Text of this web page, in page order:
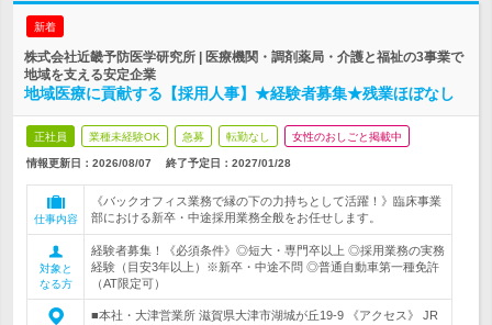
新着
株式会社近畿予防医学研究所 | 医療機関・調剤薬局・介護と福祉の3事業で
地域を支える安定企業
地域医療に貢献する【採用人事】★経験者募集★残業ほぼなし
正社員 業種未経験OK 急募 転勤なし 女性のおしごと掲載中
情報更新日：2026/08/07 終了予定日： 2027/01/28
仕事内容
《バックオフィス業務で縁の下の力持ちとして活躍！》臨床事業
部における新卒・中途採用業務全般をお任せします。
対象と
なる方
経験者募集！《必須条件》◎短大・専門卒以上 ◎採用業務の実務
経験（目安3年以上）※新卒・中途不問 ◎普通自動車第一種免許
（AT限定可）
■本社・大津営業所 滋賀県大津市湖城が丘19-9 《アクセス》 JR